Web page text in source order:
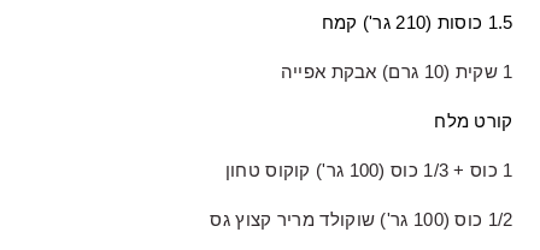
1.5 כוסות ( 210 גר' ) קמח
1 שקית (10 גרם) אבקת אפייה
קורט מלח
1 כוס + 1/3 כוס (100 גר') קוקוס טחון
1/2 כוס (100 גר') שוקולד מריר קצוץ גס